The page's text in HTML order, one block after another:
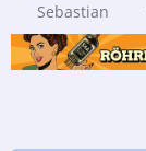
Sebastian